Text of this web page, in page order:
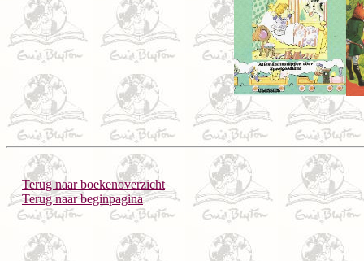
Terug naar boekenoverzicht
Terug naar beginpagina